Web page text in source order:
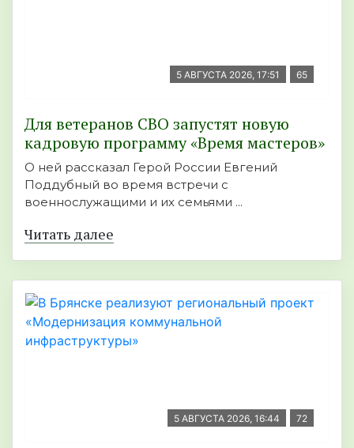
5 АВГУСТА 2026, 17:51 65
Для ветеранов СВО запустят новую
кадровую программу «Время мастеров»
О ней рассказал Герой России Евгений
Поддубный во время встречи с
военнослужащими и их семьями ...
Читать далее
5 АВГУСТА 2026, 16:44 72